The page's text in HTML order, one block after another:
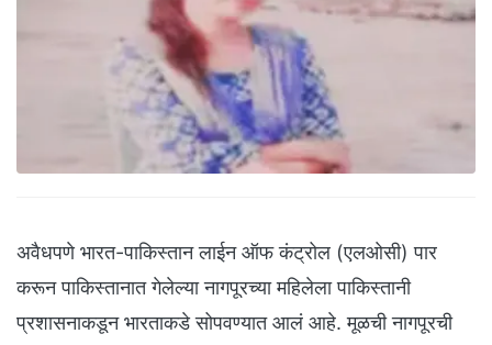
अवैधपणे भारत-पाकिस्तान लाईन ऑफ कंट्रोल (एलओसी) पार
करून पाकिस्तानात गेलेल्या नागपूरच्या महिलेला पाकिस्तानी
प्रशासनाकडून भारताकडे सोपवण्यात आलं आहे. मूळची नागपूरची